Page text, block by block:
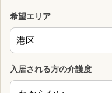
希望エリア
入居される方の介護度